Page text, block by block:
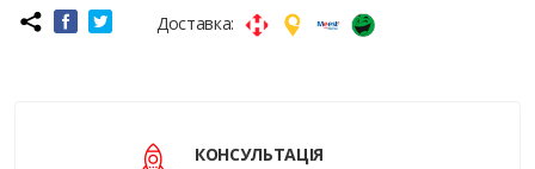
Доставка:
КОНСУЛЬТАЦІЯ